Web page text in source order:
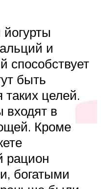
и
способствует
быть
целей.
входят в
Кроме
рацион
богатыми